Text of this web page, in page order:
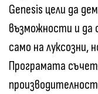
Genesis цели да
възможности и да
само на луксозни,
Програмата